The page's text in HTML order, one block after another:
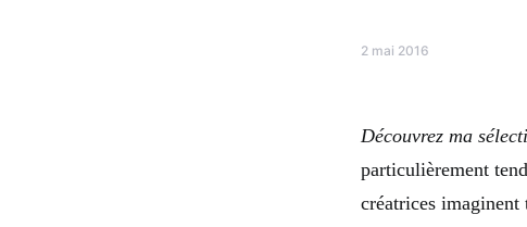
2 mai 2016
Découvrez ma
particulièrement
créatrices imaginent